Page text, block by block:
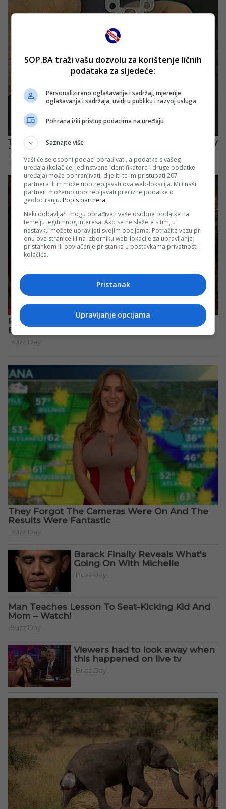
SOP.BA traži vašu dozvolu za korištenje ličnih
podataka za sljedeće:
Personalizirano oglašavanje i sadržaj, mjerenje
oglašavanja i sadržaja, uvidi u publiku i razvoj usluga
Pohrana i/ili pristup podacima na uređaju
Saznajte više
Vaši će se osobni podaci obrađivati, a podatke s vašeg
uređaja (kolačiće, jedinstvene identifikatore i druge podatke
uređaja) može pohranjivati, dijeliti te im pristupati 207
partnera ili ih može upotrebljavati ova web-lokacija. Mi i naši
partneri možemo upotrebljavati precizne podatke o
geolociranju. Popis partnera.
Neki dobavljači mogu obrađivati vaše osobne podatke na
temelju legitimnog interesa. Ako se ne slažete s tim, u
nastavku možete upravljati svojim opcijama. Potražite vezu pri
dnu ove stranice ili na izborniku web-lokacije za upravljanje
pristankom ili povlačenje pristanka u postavkama privatnosti i
kolačića.
Pristanak
Upravljanje opcijama